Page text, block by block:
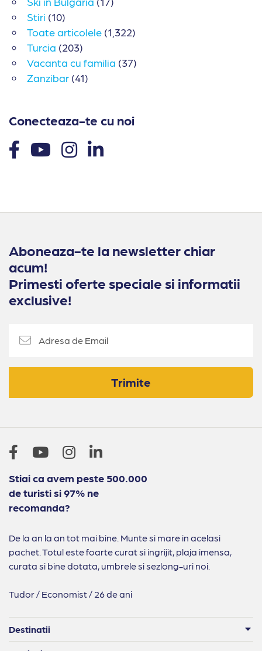
Stiri (10)
Toate articolele (1,322)
Turcia (203)
Vacanta cu familia (37)
Zanzibar (41)
Conecteaza-te cu noi
Aboneaza-te la newsletter chiar
acum!
Primesti oferte speciale si informatii
exclusive!
Trimite
Stiai ca avem peste 500.000
de turisti si 97% ne
recomanda?
De la an la an tot mai bine. Munte si mare in acelasi
pachet. Totul este foarte curat si ingrijit, plaja imensa,
curata si bine dotata, umbrele si sezlong-uri noi.
Tudor / Economist / 26 de ani
Destinatii